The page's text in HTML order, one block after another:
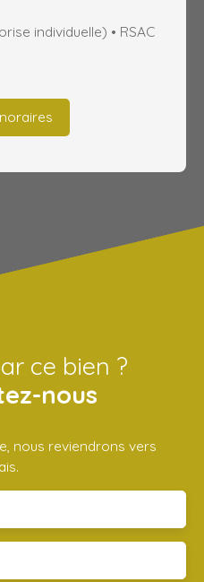
individuelle) • RSAC
ce bien ?
nous
nous reviendrons vers